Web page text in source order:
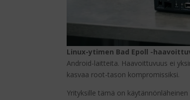
Linux-ytimen Bad Epoll -
Android-laitteita. Haavoittuvuus ei
kasvaa root-tason kompromissiksi.
Yrityksille tämä on